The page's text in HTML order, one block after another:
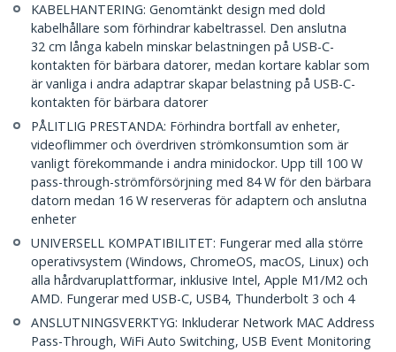
KABELHANTERING: Genomtänkt design med dold
kabelhållare som förhindrar kabeltrassel. Den anslutna
32 cm långa kabeln minskar belastningen på USB-C-
kontakten för bärbara datorer, medan kortare kablar som
är vanliga i andra adaptrar skapar belastning på USB-C-
kontakten för bärbara datorer
PÅLITLIG PRESTANDA: Förhindra bortfall av enheter,
videoflimmer och överdriven strömkonsumtion som är
vanligt förekommande i andra minidockor. Upp till 100 W
pass-through-strömförsörjning med 84 W för den bärbara
datorn medan 16 W reserveras för adaptern och anslutna
enheter
UNIVERSELL KOMPATIBILITET: Fungerar med alla större
operativsystem (Windows, ChromeOS, macOS, Linux) och
alla hårdvaruplattformar, inklusive Intel, Apple M1/M2 och
AMD. Fungerar med USB-C, USB4, Thunderbolt 3 och 4
ANSLUTNINGSVERKTYG: Inkluderar Network MAC Address
Pass-Through, WiFi Auto Switching, USB Event Monitoring